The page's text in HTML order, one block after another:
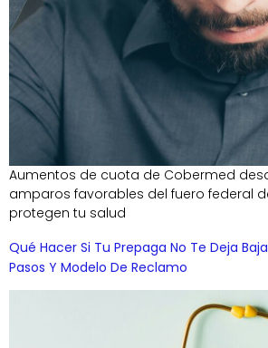
Aumentos de cuota de Cobermed
amparos favorables del fuero federal
protegen tu salud
Qué Hacer Si Tu Prepaga No Te Deja
Pasos Y Modelo De Reclamo